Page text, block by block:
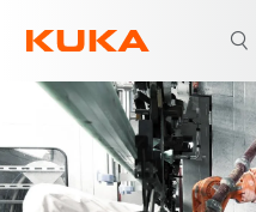
Tất cả các